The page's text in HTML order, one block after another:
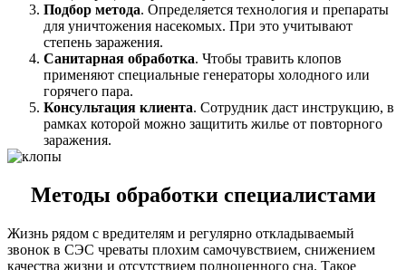
Подбор метода. Определяется технология и препараты
для уничтожения насекомых. При это учитывают
степень заражения.
Санитарная обработка. Чтобы травить клопов
применяют специальные генераторы холодного или
горячего пара.
Консультация клиента. Сотрудник даст инструкцию, в
рамках которой можно защитить жилье от повторного
заражения.
Методы обработки специалистами
Жизнь рядом с вредителям и регулярно откладываемый
звонок в СЭС чреваты плохим самочувствием, снижением
качества жизни и отсутствием полноценного сна. Такое